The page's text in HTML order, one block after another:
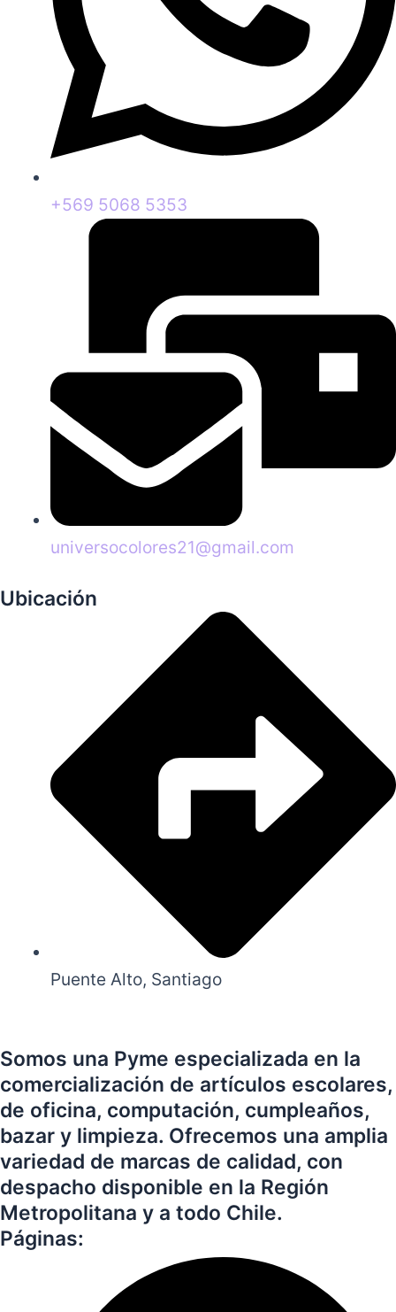
+569 5068 5353
universocolores21@gmail.com
Ubicación
Puente Alto, Santiago
Somos una Pyme especializada en la
comercialización de artículos escolares,
de oficina, computación, cumpleaños,
bazar y limpieza. Ofrecemos una amplia
variedad de marcas de calidad, con
despacho disponible en la Región
Metropolitana y a todo Chile.
Páginas: